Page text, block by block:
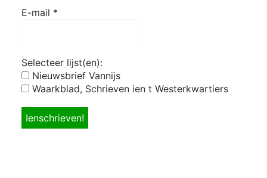
E-mail *
Selecteer lijst(en):
Nieuwsbrief Vannijs
Waarkblad, Schrieven ien t Westerkwartiers